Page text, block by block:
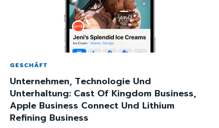
GESCHÄFT
Unternehmen, Technologie Und
Unterhaltung: Cast Of Kingdom Business,
Apple Business Connect Und Lithium
Refining Business